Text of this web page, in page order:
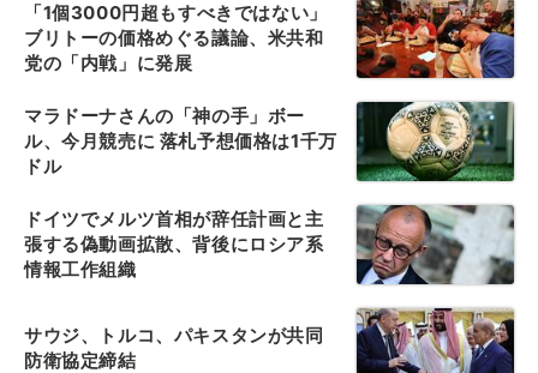
「1個3000円超もすべきではない」
ブリトーの価格めぐる議論、米共和
党の「内戦」に発展
マラドーナさんの「神の手」ボー
ル、今月競売に 落札予想価格は1千万
ドル
ドイツでメルツ首相が辞任計画と主
張する偽動画拡散、背後にロシア系
情報工作組織
サウジ、トルコ、パキスタンが共同
防衛協定締結